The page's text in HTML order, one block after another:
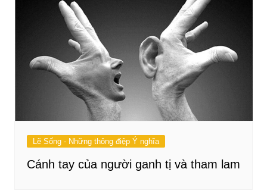
Lẽ Sống - Những thông điệp Ý nghĩa
Cánh tay của người ganh tị và tham lam